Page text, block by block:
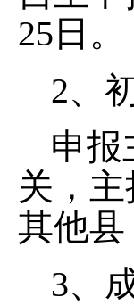
25日。
2、
申报
关，
其他
3、